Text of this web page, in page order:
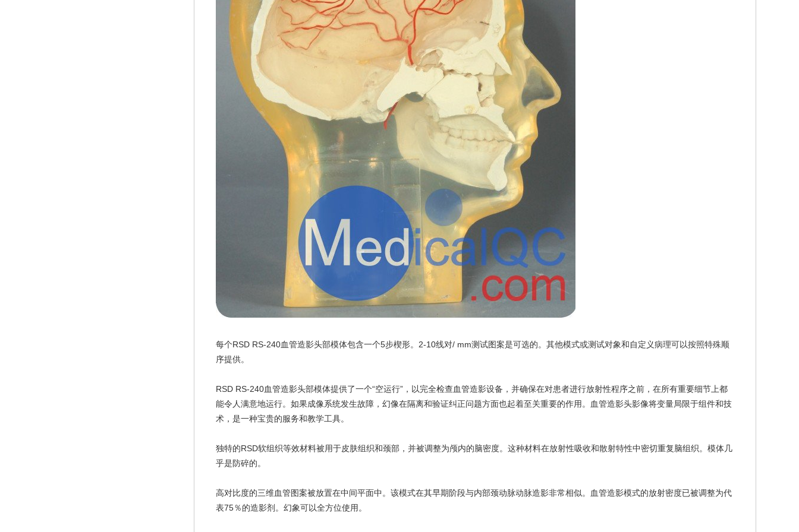
每个RSD RS-240血管造影头部模体包含一个5步楔形。2-10线对/ mm测试图案是可选的。其他模式或测试对象和自定义病理可以按照特殊顺
序提供。
RSD RS-240血管造影头部模体提供了一个“空运行”，以完全检查血管造影设备，并确保在对患者进行放射性程序之前，在所有重要细节上都
能令人满意地运行。如果成像系统发生故障，幻像在隔离和验证纠正问题方面也起着至关重要的作用。血管造影头影像将变量局限于组件和技
术，是一种宝贵的服务和教学工具。
独特的RSD软组织等效材料被用于皮肤组织和颈部，并被调整为颅内的脑密度。这种材料在放射性吸收和散射特性中密切重复脑组织。模体几
乎是防碎的。
高对比度的三维血管图案被放置在中间平面中。该模式在其早期阶段与内部颈动脉动脉造影非常相似。血管造影模式的放射密度已被调整为代
表75％的造影剂。幻象可以全方位使用。